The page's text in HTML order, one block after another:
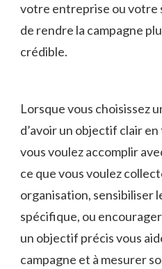
votre ⁣entreprise ou votre
de rendre⁣ la campagne
crédible.
Lorsque vous choisissez
d’avoir un‌ objectif clair
vous voulez accomplir
ce que⁣ vous voulez⁢
organisation, sensibiliser
spécifique, ou
un objectif précis vous
campagne et à mesurer